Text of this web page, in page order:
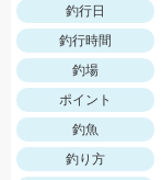
釣行日
釣行時間
釣場
ポイント
釣魚
釣り方